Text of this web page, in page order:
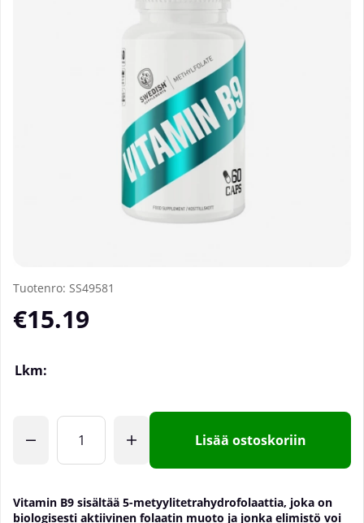
Tuotenro: SS49581
€15.19
Lkm:
Lisää ostoskoriin
Vitamin B9 sisältää 5-metyylitetrahydrofolaattia, joka on
biologisesti aktiivinen folaatin muoto ja jonka elimistö voi